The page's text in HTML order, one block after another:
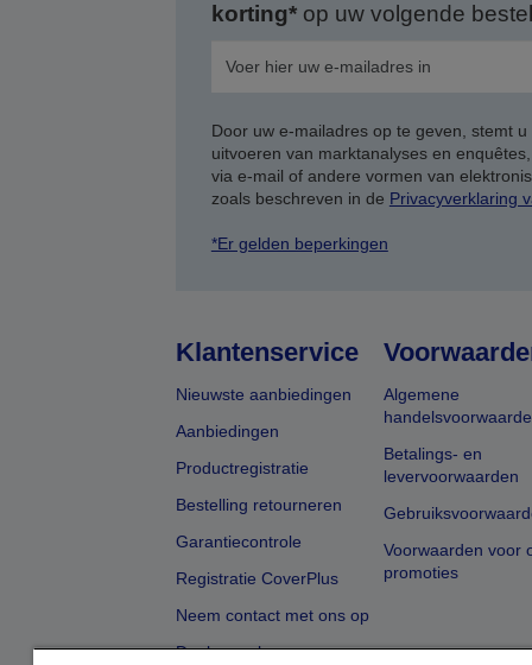
korting*op uw volgende
Door uw e-mailadres op te geven, stemt
uitvoeren van marktanalyses en
via e-mail of andere vormen van
zoals beschreven in de Privacyverklaring
*Er gelden beperkingen
Klantenservice
Nieuwste aanbiedingen
Aanbiedingen
Productregistratie
Bestelling retourneren
Garantiecontrole
Registratie CoverPlus
Neem contact met ons op
Dealer zoeken
Algemene
Betalings- en
levervoorwaarden
Voorwaarden voor
promoties